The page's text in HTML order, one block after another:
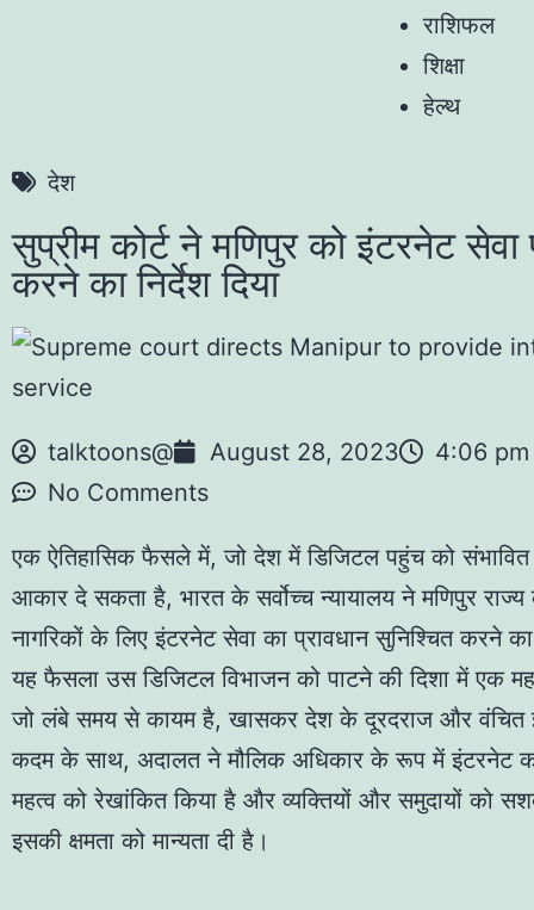
राशिफल
शिक्षा
हेल्थ
देश
सुप्रीम कोर्ट ने मणिपुर को इंटरनेट सेवा
करने का निर्देश दिया
talktoons@ August 28, 2023
4:06 pm
No Comments
एक ऐतिहासिक फैसले में, जो देश में डिजिटल पहुंच को
आकार दे सकता है, भारत के सर्वोच्च न्यायालय ने मणिपुर
नागरिकों के लिए इंटरनेट सेवा का प्रावधान सुनिश्चित करने का
यह फैसला उस डिजिटल विभाजन को पाटने की दिशा में एक
जो लंबे समय से कायम है, खासकर देश के दूरदराज और वंचित
कदम के साथ, अदालत ने मौलिक अधिकार के रूप में इंटरनेट
महत्व को रेखांकित किया है और व्यक्तियों और समुदायों को
इसकी क्षमता को मान्यता दी है।